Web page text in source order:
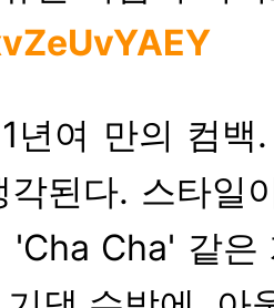
여 만의 컴백
된다. 스타일
Cha' 같